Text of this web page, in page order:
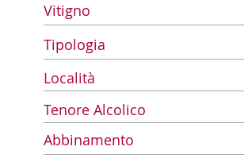
Vitigno
Tipologia
Località
Tenore Alcolico
Abbinamento